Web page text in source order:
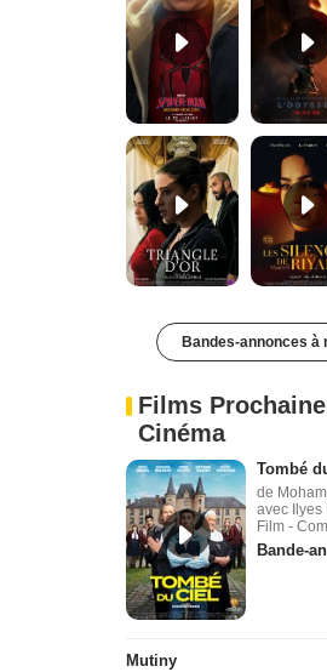
Bandes-annonces à
Films
Cinéma
Tombé
de
avec Ilyes
Film -
Bande-
Mutiny